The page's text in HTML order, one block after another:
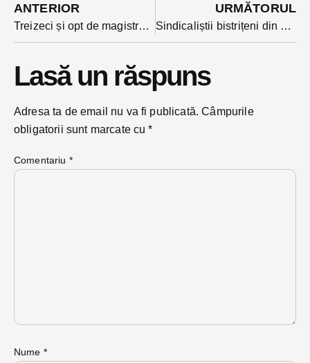
ANTERIOR
Treizeci și opt de magistrați din Bistrița-Năsăud au semnat memoriul împotriva modificării legilor justiției. În țară sunt mai bine de jumătate din numărul total
URMĂTORUL
Sindicaliștii bistrițeni din Sanitas, cu autocarul la mitingul din capitală
Lasă un răspuns
Adresa ta de email nu va fi publicată. Câmpurile
obligatorii sunt marcate cu*
Comentariu *
Nume *